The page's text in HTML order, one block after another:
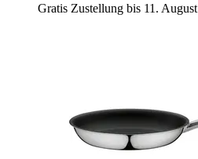
Gratis Zustellung bis 11. August